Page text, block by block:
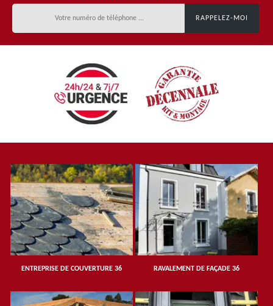
ENTREPRISE DE COUVERTURE 36 RAVALEMENT DE FAÇADE 36